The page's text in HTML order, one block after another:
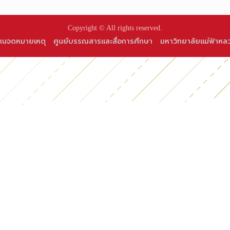
Copyright © All rights reserved.
นจดหมายเหตุ ศูนย์บรรณสารและสื่อการศึกษา มหาวิทยาลัยแม่ฟ้าหล